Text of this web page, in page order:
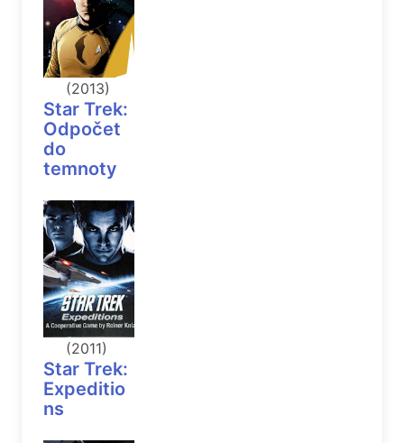
(2013)
Star Trek:
Odpočet
do
temnoty
(2011)
Star Trek:
Expeditio
ns